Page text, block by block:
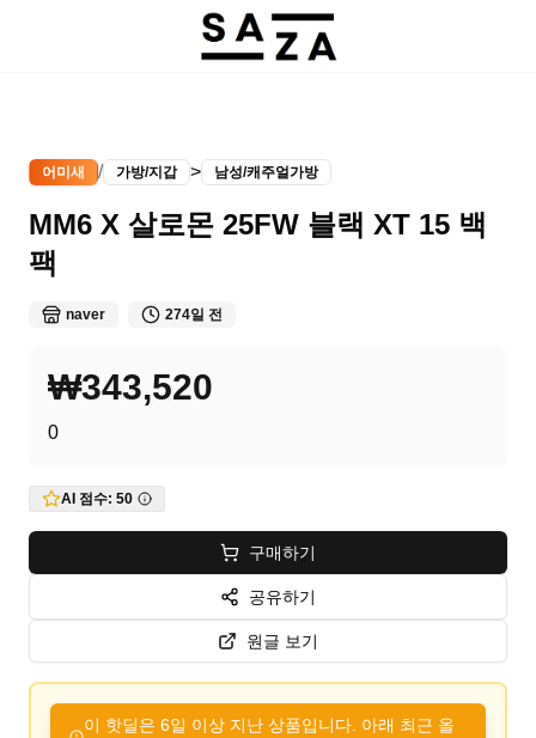
어미새 / 가방/지갑 > 남성/캐주얼가방
MM6 X 살로몬 25FW 블랙 XT 15 백
팩
naver 274일 전
₩343,520
0
AI 점수: 50
구매하기
공유하기
원글 보기
이 핫딜은 6일 이상 지난 상품입니다. 아래 최근 올